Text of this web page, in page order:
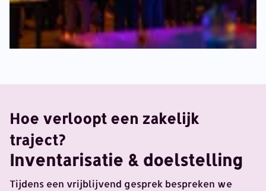
Hoe verloopt een zakelijk
traject?
Inventarisatie & doelstelling
Tijdens een vrijblijvend gesprek bespreken we